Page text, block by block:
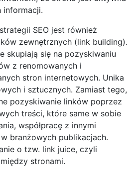
informacji.
SEO jest również
zewnętrznych (link building).
skupiają się na pozyskiwaniu
z renomowanych i
stron internetowych. Unika
i sztucznych. Zamiast tego,
pozyskiwanie linków poprzez
treści, które same w sobie
współpracę z innymi
branżowych publikacjach.
o tzw. link juice, czyli
stronami.